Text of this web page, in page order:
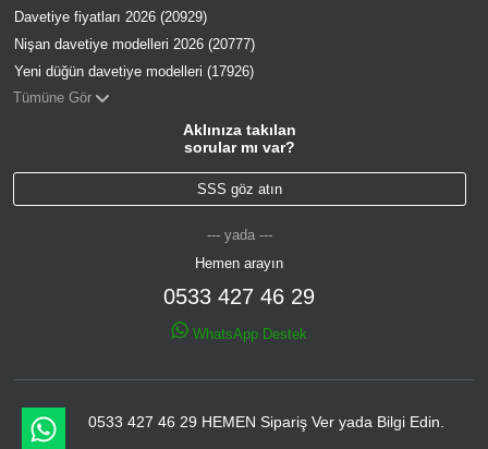
Davetiye fiyatları 2026 (20929)
Nişan davetiye modelleri 2026 (20777)
Yeni düğün davetiye modelleri (17926)
Tümüne Gör
Aklınıza takılan
sorular mı var?
SSS göz atın
--- yada ---
Hemen arayın
0533 427 46 29
WhatsApp Destek
0533 427 46 29 HEMEN Sipariş Ver yada Bilgi Edin.